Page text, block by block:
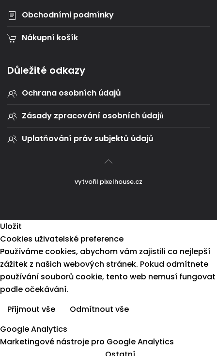
Obchodními podmínky
Nákupní košík
Důležité odkazy
Ochrana osobních údajů
Zásady zpracování osobních údajů
Uplatňování práv subjektů údajů
vytvořil pixelhouse.cz
Uložit
Cookies uživatelské preference
Používáme cookies, abychom vám zajistili co nejlepší
zážitek z našich webových stránek. Pokud odmítnete
používání souborů cookie, tento web nemusí fungovat
podle očekávání.
Přijmout vše
Odmítnout vše
Google Analytics
Marketingové nástroje pro Google Analytics